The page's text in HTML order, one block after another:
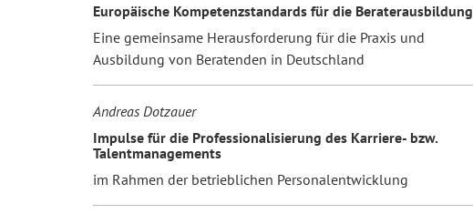
Europäische Kompetenzstandards für die Beraterausbildung
Eine gemeinsame Herausforderung für die Praxis und
Ausbildung von Beratenden in Deutschland
Andreas Dotzauer
Impulse für die Professionalisierung des Karriere- bzw.
Talentmanagements
im Rahmen der betrieblichen Personalentwicklung